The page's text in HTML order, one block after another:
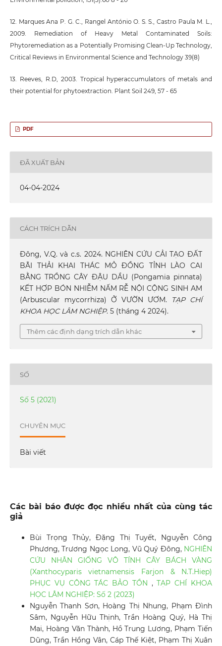
12. Marques Ana P. G. C., Rangel António O. S. S., Castro Paula M. L.,
2009. Remediation of Heavy Metal Contaminated Soils:
Phytoremediation as a Potentially Promising Clean-Up Technology,
Critical Reviews in Environmental Science and Technology 39(8)
13. Reeves, R.D, 2003. Tropical hyperaccumulators of metals and
their potential for phytoextraction. Plant Soil 249, 57 - 65
PDF
ĐÃ XUẤT BẢN
04-04-2024
CÁCH TRÍCH DẪN
Đông, V.Q. và c.s. 2024. NGHIÊN CỨU CẢI TẠO ĐẤT
BÃI THẢI KHAI THÁC MỎ ĐỒNG TỈNH LÀO CAI
BẰNG TRỒNG CÂY ĐẬU DẦU (Pongamia pinnata)
KẾT HỢP BÓN NHIỄM NẤM RỄ NỘI CỘNG SINH AM
(Arbuscular mycorrhiza) Ở VƯỜN ƯƠM.
TẠP CHÍ
KHOA HỌC LÂM NGHIỆP. 5 (tháng 4 2024).
Thêm các định dạng trích dẫn khác
SỐ
Số 5 (2021)
CHUYÊN MỤC
Bài viết
Các bài báo được đọc nhiều nhất của cùng tác
giả
Bùi Trọng Thủy, Đặng Thị Tuyết, Nguyễn Công
Phương, Trương Ngọc Long, Vũ Quý Đông, NGHIÊN
CỨU NHÂN GIỐNG VÔ TÍNH CÂY BÁCH VÀNG
(Xanthocyparis vietnamensis Farjon & N.T.Hiep)
PHỤC VỤ CÔNG TÁC BẢO TỒN ,TẠP CHÍ KHOA
HỌC LÂM NGHIỆP: Số 2 (2023)
Nguyễn Thanh Sơn, Hoàng Thị Nhung, Phạm Đình
Sâm, Nguyễn Hữu Thịnh, Trần Hoàng Quý, Hà Thị
Mai, Hoàng Văn Thành, Hồ Trung Lương, Phạm Tiến
Dũng, Trần Hồng Vân, Cáp Thế Kiệt, Phạm Thị Xuân